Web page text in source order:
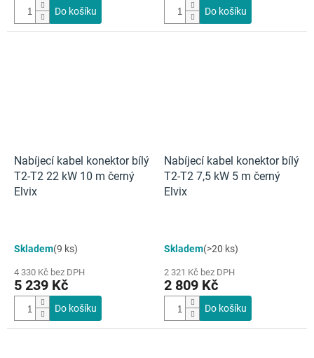
Do košíku Do košíku
Nabíjecí kabel konektor bílý
T2-T2 22 kW 10 m černý
Elvix
Skladem(9 ks)
4 330 Kč bez DPH
5 239 Kč
Do košíku
Nabíjecí kabel konektor bílý
T2-T2 7,5 kW 5 m černý
Elvix
Skladem(>20 ks)
2 321 Kč bez DPH
2 809 Kč
Do košíku